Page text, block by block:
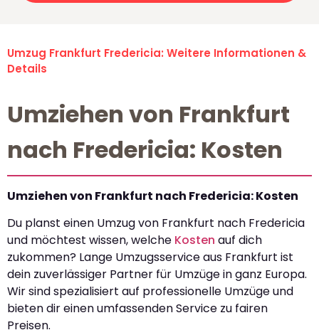
Umzug Frankfurt Fredericia: Weitere Informationen &
Details
Umziehen von Frankfurt
nach Fredericia: Kosten
Umziehen von Frankfurt nach Fredericia: Kosten
Du planst einen Umzug von Frankfurt nach Fredericia
und möchtest wissen, welche Kosten auf dich
zukommen? Lange Umzugsservice aus Frankfurt ist
dein zuverlässiger Partner für Umzüge in ganz Europa.
Wir sind spezialisiert auf professionelle Umzüge und
bieten dir einen umfassenden Service zu fairen
Preisen.